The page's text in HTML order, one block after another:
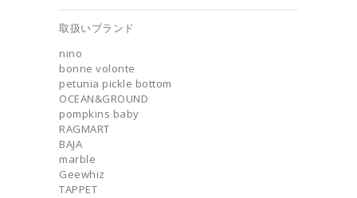
取扱いブランド
nino
bonne volonte
petunia pickle bottom
OCEAN&GROUND
pompkins baby
RAGMART
BAJA
marble
Geewhiz
TAPPET